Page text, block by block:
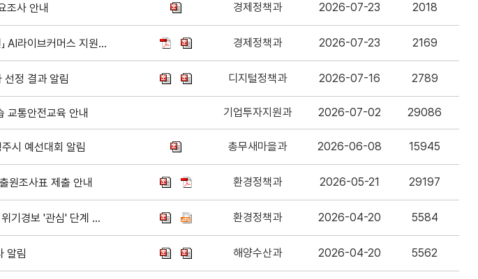
조사 안내 경제정책과 2026-07-23 2018
「2026 경주시 온라인 플랫폼 판로지원」 AI라이브커머스 지원기업 추가모집 공고 경제정책과 2026-07-23 2169
정 결과 알림 디지털정책과 2026-07-16 2789
교통안전교육 안내 기업투자지원과 2026-07-02 29086
시 예선대회 알림 총무새마을과 2026-06-08 15945
원조사표 제출 안내 환경정책과 2026-05-21 29197
2026년 4월 20일 경상북도 황사발생 위기경보 '관심' 단계 발령 알림 환경정책과 2026-04-20 5584
알림 해양수산과 2026-04-20 5562